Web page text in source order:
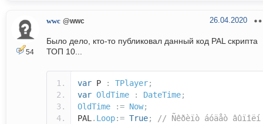
54
wwc @wwc 26.04.2020
Было дело, кто-то публиковал данный код PAL скрипта
ТОП 10...
var P : TPlayer;
var OldTime : DateTime;
OldTime
:= Now;
PAL. Loop:= True;
// Ñêðèïò áóäåò âûïîëí